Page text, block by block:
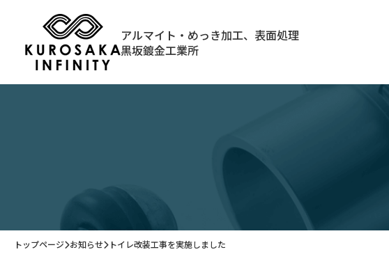
アルマイト・めっき加工、表面処理
黒坂鍍金工業所
トップページ お知らせ トイレ改装工事を実施しました